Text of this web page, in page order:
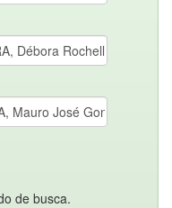
de busca.